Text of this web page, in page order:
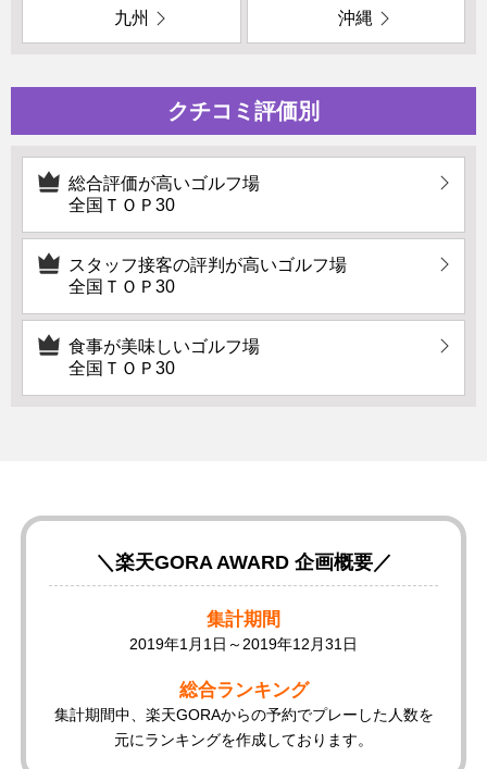
九州 沖縄
クチコミ評価別
総合評価が高いゴルフ場
全国ＴＯＰ30
スタッフ接客の評判が高いゴルフ場
全国ＴＯＰ30
食事が美味しいゴルフ場
全国ＴＯＰ30
＼楽天GORA AWARD 企画概要／
集計期間
2019年1月1日～2019年12月31日
総合ランキング
集計期間中、楽天GORAからの予約でプレーした人数を
元にランキングを作成しております。